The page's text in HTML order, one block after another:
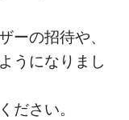
ーの招待や、
うになりまし
ださい。